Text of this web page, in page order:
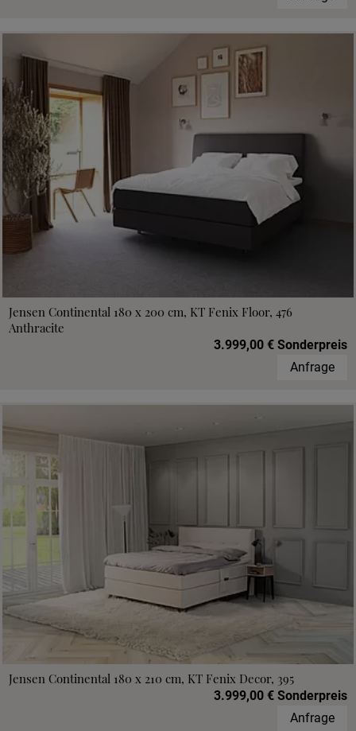
Jensen Continental 180 x 200 cm, KT Fenix Floor, 476
Anthracite
3.999,00 € Sonderpreis
Anfrage
Jensen Continental 180 x 210 cm, KT Fenix Decor, 395
3.999,00 € Sonderpreis
Anfrage